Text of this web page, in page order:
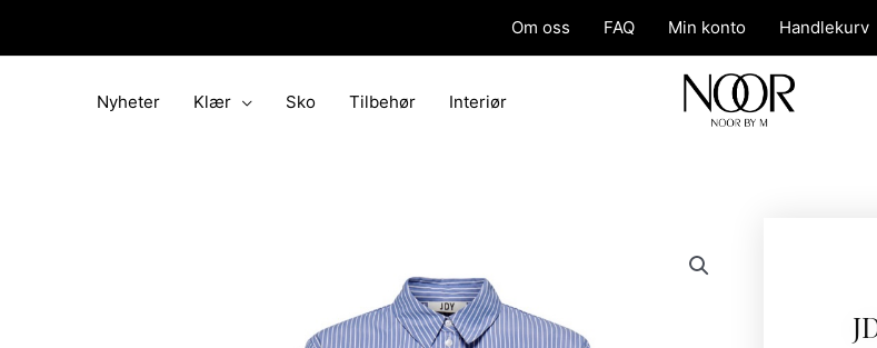
Om oss FAQ Min konto Handlekurv
Nyheter Klær Sko Tilbehør Interiør